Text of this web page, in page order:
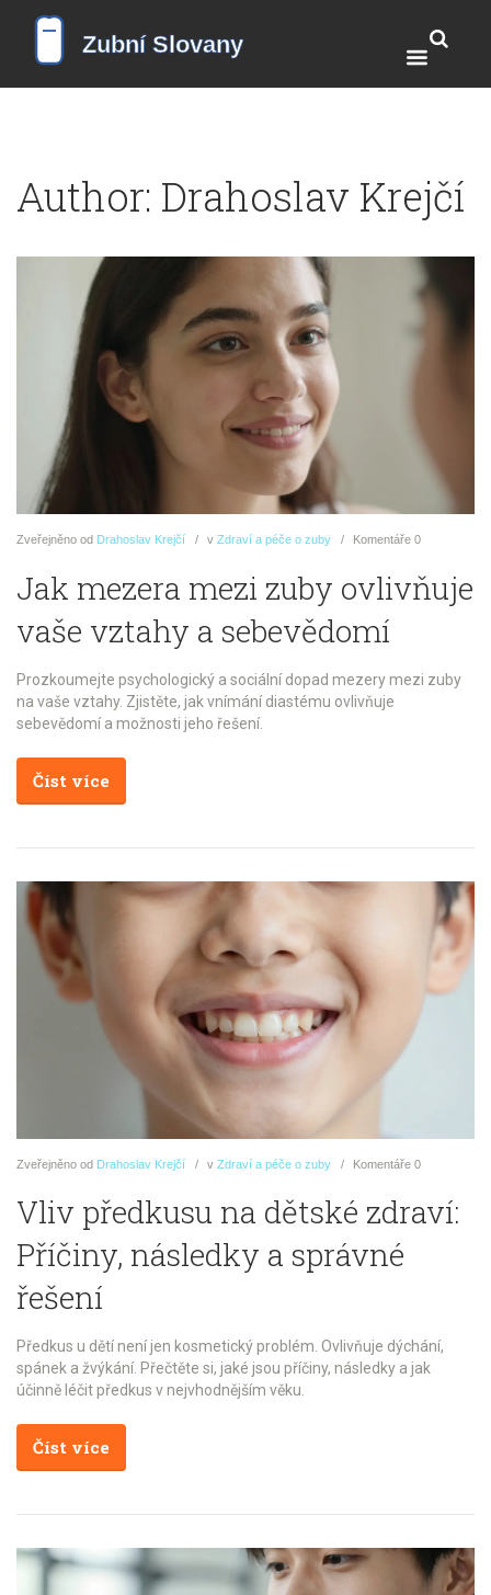
Author: Drahoslav Krejčí
Zveřejněno od Drahoslav Krejčí v Zdraví a péče o zuby Komentáře 0
Jak mezera mezi zuby ovlivňuje
vaše vztahy a sebevědomí
Prozkoumejte psychologický a sociální dopad mezery mezi zuby
na vaše vztahy. Zjistěte, jak vnímání diastému ovlivňuje
sebevědomí a možnosti jeho řešení.
Číst více
Zveřejněno od Drahoslav Krejčí v Zdraví a péče o zuby Komentáře 0
Vliv předkusu na dětské zdraví:
Příčiny, následky a správné
řešení
Předkus u dětí není jen kosmetický problém. Ovlivňuje dýchání,
spánek a žvýkání. Přečtěte si, jaké jsou příčiny, následky a jak
účinně léčit předkus v nejvhodnějším věku.
Číst více